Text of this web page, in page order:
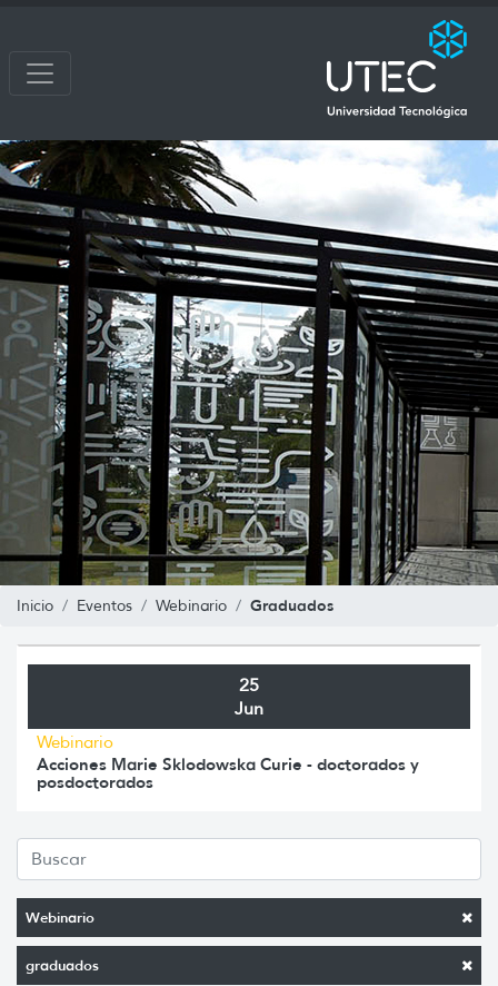
Inicio Eventos Webinario Graduados
Webinario
graduados
25
Jun
Webinario
Acciones Marie Sklodowska Curie - doctorados y
posdoctorados